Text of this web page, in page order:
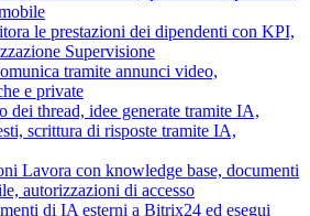
le prestazioni dei dipendenti con KPI,
Supervisione
tramite annunci video,
e private
dei thread, idee generate tramite IA,
scrittura di risposte tramite IA,
Lavora con knowledge base, documenti
autorizzazioni di accesso
di IA esterni a Bitrix24 ed esegui